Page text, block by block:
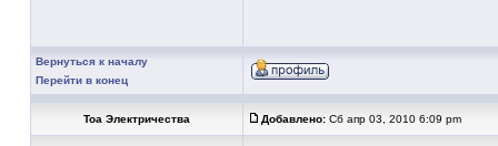
Вернуться к началу
Перейти в конец
Тоа Электричества Добавлено: Сб апр 03, 2010 6:09 pm